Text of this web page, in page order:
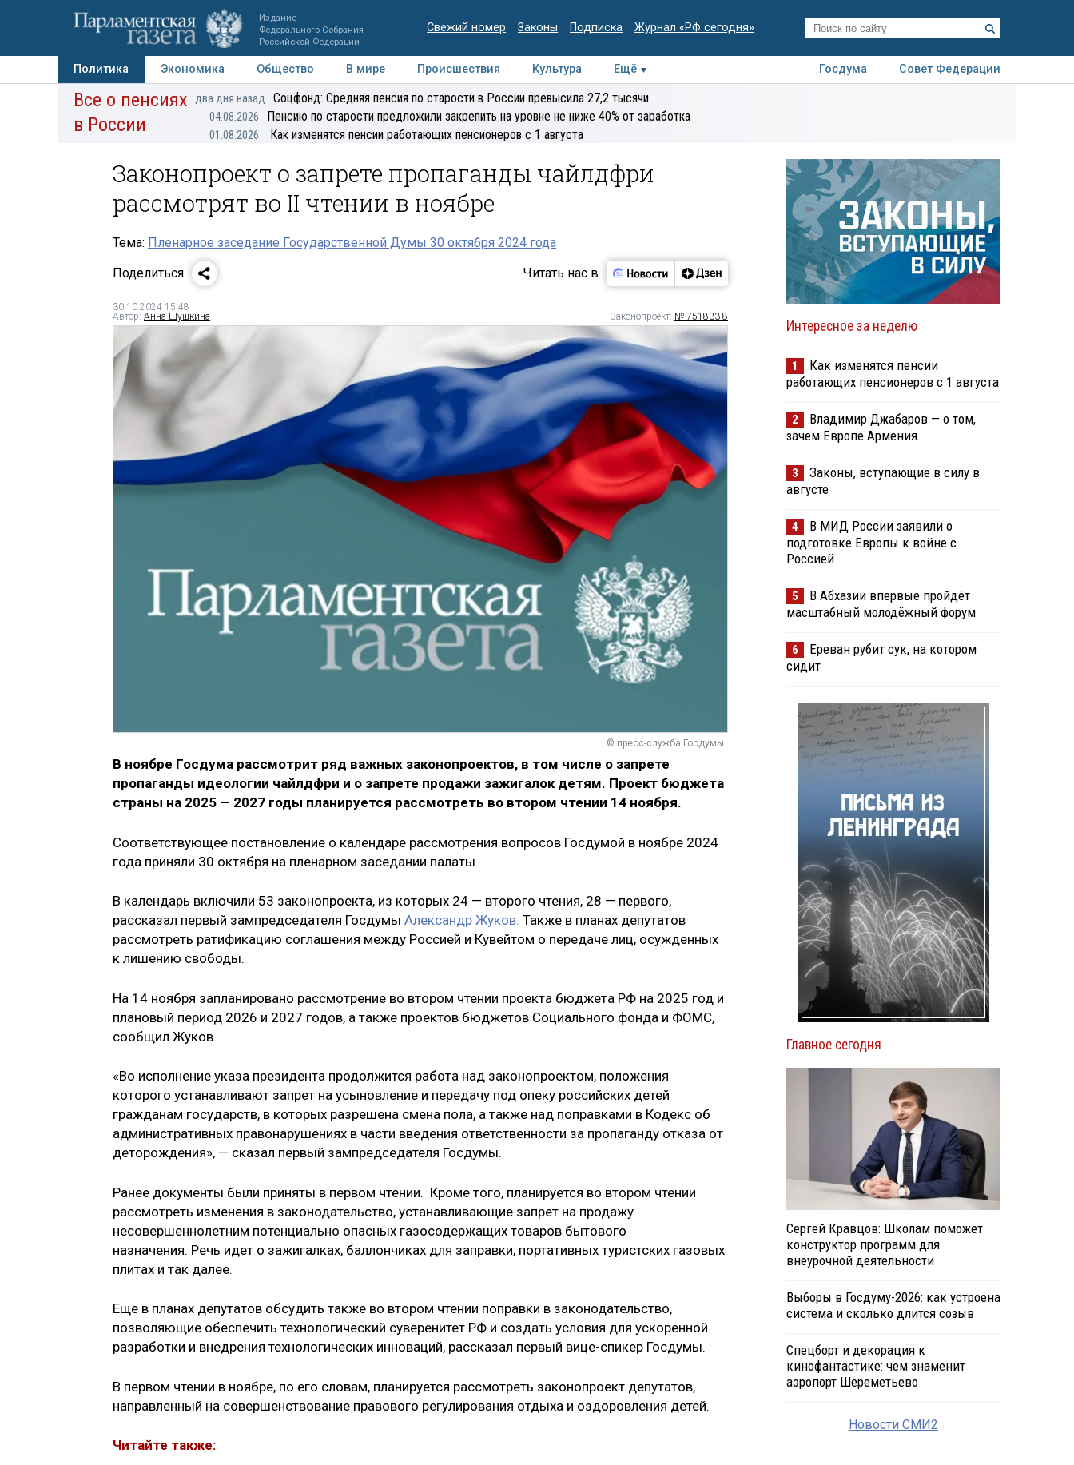
Издание
Федерального Собрания
Российской Федерации
Свежий номер Законы Подписка Журнал «РФ сегодня»
Политика Экономика Общество В мире Происшествия Культура Ещё Госдума
Совет Федерации
Авторы Персоны Мнения Регионы Медиацентр Интервью Колумнисты
Все о пенсиях
в России
два дня назад Соцфонд: Средняя пенсия по старости в России превысила 27,2 тысячи
04.08.2026 Пенсию по старости предложили закрепить на уровне не ниже 40% от заработка
01.08.2026 Как изменятся пенсии работающих пенсионеров с 1 августа
Законопроект о запрете пропаганды чайлдфри
рассмотрят во II чтении в ноябре
Тема: Пленарное заседание Государственной Думы 30 октября 2024 года
Поделиться
Читать нас в
30.10.2024 15:48
Автор: Анна Шушкина Законопроект: № 751833-8
© пресс-служба Госдумы
В ноябре Госдума рассмотрит ряд важных законопроектов, в том числе о запрете
пропаганды идеологии чайлдфри и о запрете продажи зажигалок детям. Проект бюджета
страны на 2025 — 2027 годы планируется рассмотреть во втором чтении 14 ноября.
Соответствующее постановление о календаре рассмотрения вопросов Госдумой в ноябре 2024
года приняли 30 октября на пленарном заседании палаты.
В календарь включили 53 законопроекта, из которых 24 — второго чтения, 28 — первого,
рассказал первый зампредседателя Госдумы Александр Жуков. Также в планах депутатов
рассмотреть ратификацию соглашения между Россией и Кувейтом о передаче лиц, осужденных
к лишению свободы.
На 14 ноября запланировано рассмотрение во втором чтении проекта бюджета РФ на 2025 год и
плановый период 2026 и 2027 годов, а также проектов бюджетов Социального фонда и ФОМС,
сообщил Жуков.
«Во исполнение указа президента продолжится работа над законопроектом, положения
которого устанавливают запрет на усыновление и передачу под опеку российских детей
гражданам государств, в которых разрешена смена пола, а также над поправками в Кодекс об
административных правонарушениях в части введения ответственности за пропаганду отказа от
деторождения», — сказал первый зампредседателя Госдумы.
Ранее документы были приняты в первом чтении. Кроме того, планируется во втором чтении
рассмотреть изменения в законодательство, устанавливающие запрет на продажу
несовершеннолетним потенциально опасных газосодержащих товаров бытового
назначения. Речь идет о зажигалках, баллончиках для заправки, портативных туристских газовых
плитах и так далее.
Еще в планах депутатов обсудить также во втором чтении поправки в законодательство,
позволяющие обеспечить технологический суверенитет РФ и создать условия для ускоренной
разработки и внедрения технологических инноваций, рассказал первый вице-спикер Госдумы.
В первом чтении в ноябре, по его словам, планируется рассмотреть законопроект депутатов,
направленный на совершенствование правового регулирования отдыха и оздоровления детей.
Читайте также:
Интересное за неделю
1
Как изменятся пенсии
работающих пенсионеров с 1 августа
2
Владимир Джабаров — о том,
зачем Европе Армения
3
Законы, вступающие в силу в
августе
4
В МИД России заявили о
подготовке Европы к войне с
Россией
5
В Абхазии впервые пройдёт
масштабный молодёжный форум
6
Ереван рубит сук, на котором
сидит
Главное сегодня
Сергей Кравцов: Школам поможет
конструктор программ для
внеурочной деятельности
Выборы в Госдуму-2026: как устроена
система и сколько длится созыв
Спецборт и декорация к
кинофантастике: чем знаменит
аэропорт Шереметьево
Новости СМИ2